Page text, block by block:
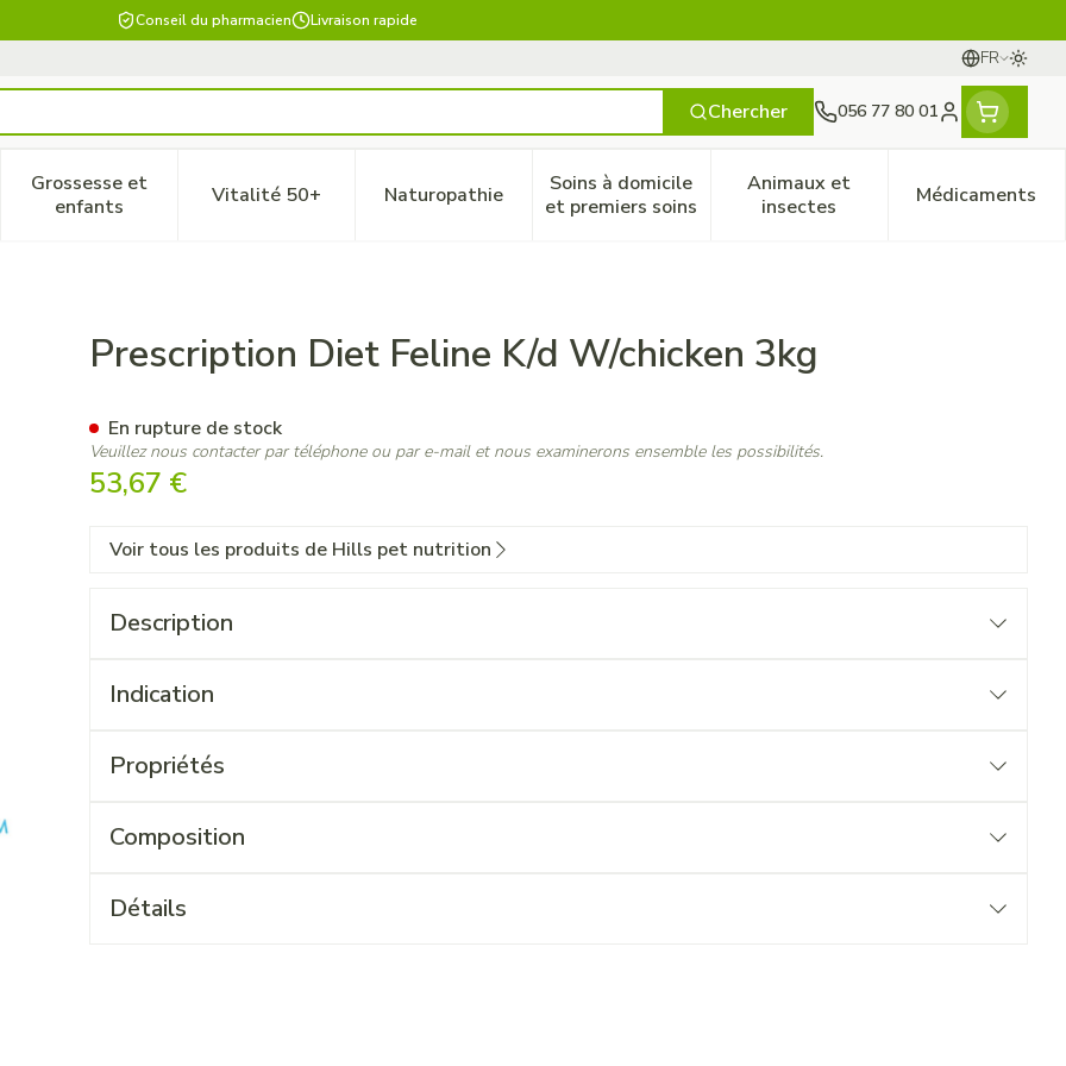
Conseil du pharmacien Livraison rapide
FR
Langues
Chercher 056 77 80 01
Menu client
Beauté, soins et hygiène
menu pour la catégorie Régime, alimentation & vitamines
Grossesse et
enfantsAfficher le sous-menu pour la catégorie Grossesse et enfants
Vitalité 50+Afficher le sous-menu pour la catégorie Vitalité 50+
NaturopathieAfficher le sous-menu pour la catégorie Naturopathie
Soins à domicile
et premiers soinsAfficher le sous-menu pour la catégorie Soins à
Animaux et
insectesAfficher le sous-menu pour
Médicaments
Afficher
chicken 3kg
Prescription Diet Feline K/d W/chicken 3kg
53,67 €
En rupture de stock
Veuillez nous contacter par téléphone ou par e-mail et nous examinerons ensemble les possibilités.
Voir tous les produits de Hills pet nutrition
Description
Indication
Propriétés
Composition
Détails